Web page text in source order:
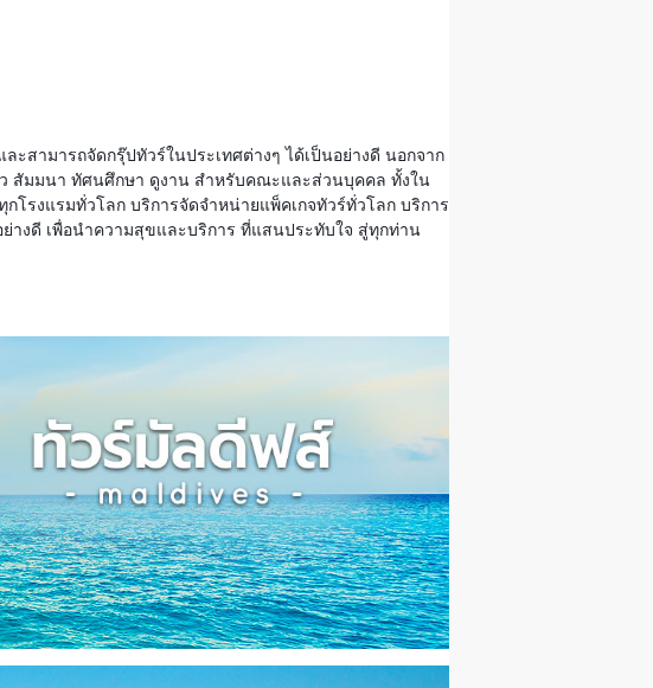
ะสามารถจัดกรุ๊ปทัวร์ในประเทศต่างๆ ได้เป็นอย่างดี นอกจาก
ว สัมมนา ทัศนศึกษา ดูงาน สำหรับคณะและส่วนบุคคล ทั้งใน
โรงแรมทั่วโลก บริการจัดจำหน่ายแพ็คเกจทัวร์ทั่วโลก บริการ
างดี เพื่อนำความสุขและบริการ ที่แสนประทับใจ สู่ทุกท่าน